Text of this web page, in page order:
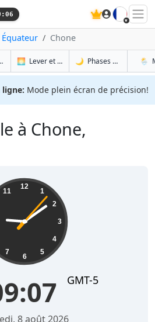
🇫🇷
Équateur Chone
du soleil à Chone
🌅 Lever et coucher du soleil demain à
🌙 Phases de la Lune à
🌦️
Mode plein écran de précision!
à Chone,
12
1
2
3
4
5
6
7
11
GMT-5
8 août 2026